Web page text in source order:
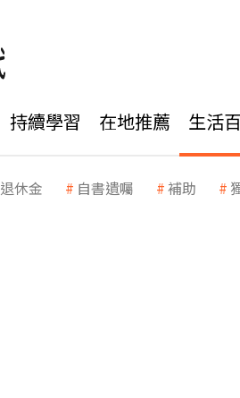
持續學習 在地推薦 生活
退休金 自書遺囑 補助